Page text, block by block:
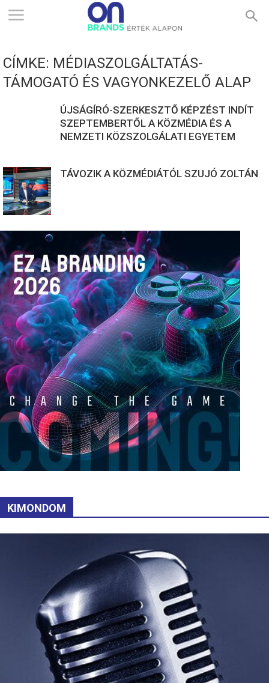
ONBRANDS
ALAPON
CÍMKE: MÉDIASZOLGÁLTATÁS-
TÁMOGATÓ ÉS VAGYONKEZELŐ ALAP
ÚJSÁGÍRÓ-SZERKESZTŐ KÉPZÉST INDÍT
SZEPTEMBERTŐL A KÖZMÉDIA ÉS A
NEMZETI KÖZSZOLGÁLATI EGYETEM
TÁVOZIK A KÖZMÉDIÁTÓL SZUJÓ ZOLTÁN
KIMONDOM